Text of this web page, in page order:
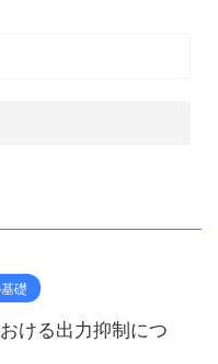
礎
ける出力抑制につ